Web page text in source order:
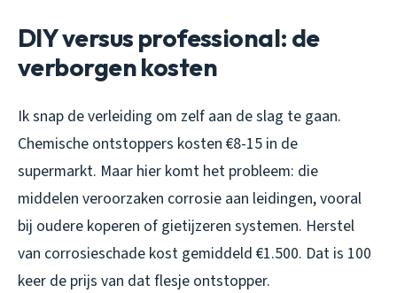
DIY versus professional: de
verborgen kosten
Ik snap de verleiding om zelf aan de slag te gaan.
Chemische ontstoppers kosten €8-15 in de
supermarkt. Maar hier komt het probleem: die
middelen veroorzaken corrosie aan leidingen, vooral
bij oudere koperen of gietijzeren systemen. Herstel
van corrosieschade kost gemiddeld €1.500. Dat is 100
keer de prijs van dat flesje ontstopper.